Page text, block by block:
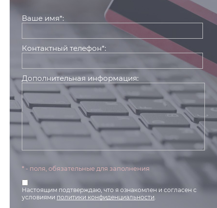
Ваше имя*:
Контактный телефон*:
Дополнительная информация:
* - поля, обязательные для заполнения
Настоящим подтверждаю, что я ознакомлен и согласен с
условиями политики конфиденциальности.